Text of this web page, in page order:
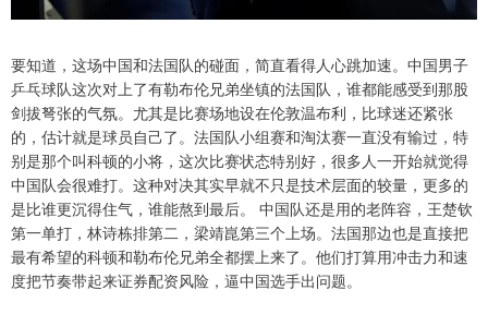
要知道，这场中国和法国队的碰面，简直看得人心跳加速。中国男子
乒乓球队这次对上了有勒布伦兄弟坐镇的法国队，谁都能感受到那股
剑拔弩张的气氛。尤其是比赛场地设在伦敦温布利，比球迷还紧张
的，估计就是球员自己了。法国队小组赛和淘汰赛一直没有输过，特
别是那个叫科顿的小将，这次比赛状态特别好，很多人一开始就觉得
中国队会很难打。这种对决其实早就不只是技术层面的较量，更多的
是比谁更沉得住气，谁能熬到最后。 中国队还是用的老阵容，王楚钦
第一单打，林诗栋排第二，梁靖崑第三个上场。法国那边也是直接把
最有希望的科顿和勒布伦兄弟全都摆上来了。他们打算用冲击力和速
度把节奏带起来证券配资风险，逼中国选手出问题。